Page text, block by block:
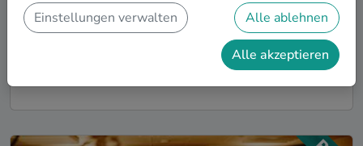
Deine Geburtstagsfeier in Ingolstadt, die genau zu
Deiner Feier und Deinen Wünschen passen.
So funktioniert's!
Einstellungen verwalten Alle ablehnen
Alle akzeptieren